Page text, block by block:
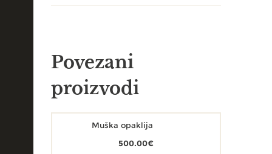
Povezani
proizvodi
Muška opaklija
500.00€